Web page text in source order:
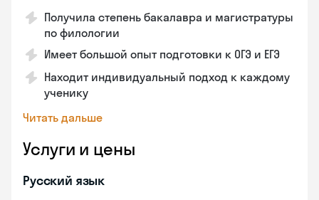
Получила степень бакалавра и магистратуры
по филологии
Имеет большой опыт подготовки к ОГЭ и ЕГЭ
Находит индивидуальный подход к каждому
ученику
Читать дальше
Услуги и цены
Русский язык